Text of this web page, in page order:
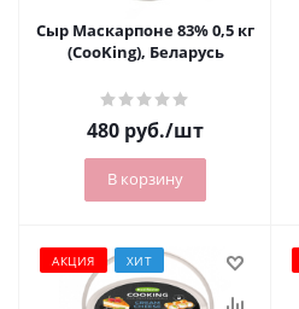
Сыр Маскарпоне 83% 0,5 кг
(CooKing), Беларусь
480 руб./шт
В корзину
АКЦИЯ ХИТ